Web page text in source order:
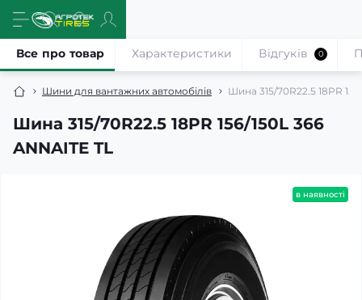
Шини для вантажних автомобілів Шина 315/70R22.5 18PR
Шина 315/70R22.5 18PR 156/150L 366
ANNAITE TL
Все про товар Характеристики Відгуків 0
в наявності